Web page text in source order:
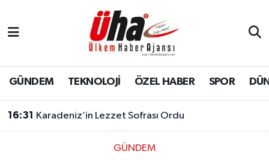
GÜNDEM TEKNOLOJİ ÖZEL HABER SPOR
16:31 Karadeniz’in Lezzet Sofrası Ordu
GÜNDEM
İstanbul Nöbetçi Eczaneler
İstanbul Hava Durumu